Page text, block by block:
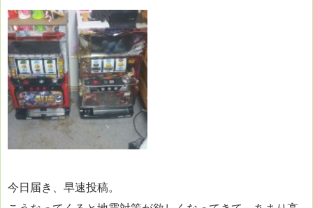
今日届き、早速投稿。